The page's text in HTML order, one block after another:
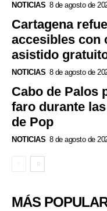
NOTICIAS 8 de agosto de
Cartagena
accesibles con
asistido
NOTICIAS 8 de agosto de
Cabo de Palos
faro durante
de Pop
NOTICIAS 8 de agosto de
MÁS